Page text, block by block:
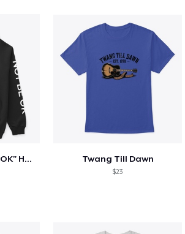
"IT'S OK TO NOT BE OK" Hoodie (BP LOGO) Twang Till Dawn
$23